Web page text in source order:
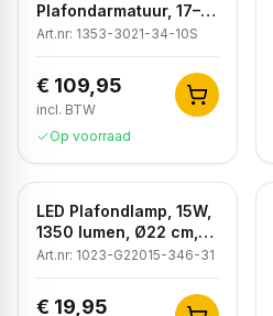
Plafondarmatuur, 17–
21W Instelbaar,
3000K/4000K, IP44
Art.nr: 1353-3021-34-10S
€ 109,95
incl. BTW
Op voorraad
LED Plafondlamp, 15W,
1350 lumen, Ø22 cm,
CCT 3000K-4000K-
6500K, IP54, Zwart
Art.nr: 1023-G22015-346-31
€ 19,95